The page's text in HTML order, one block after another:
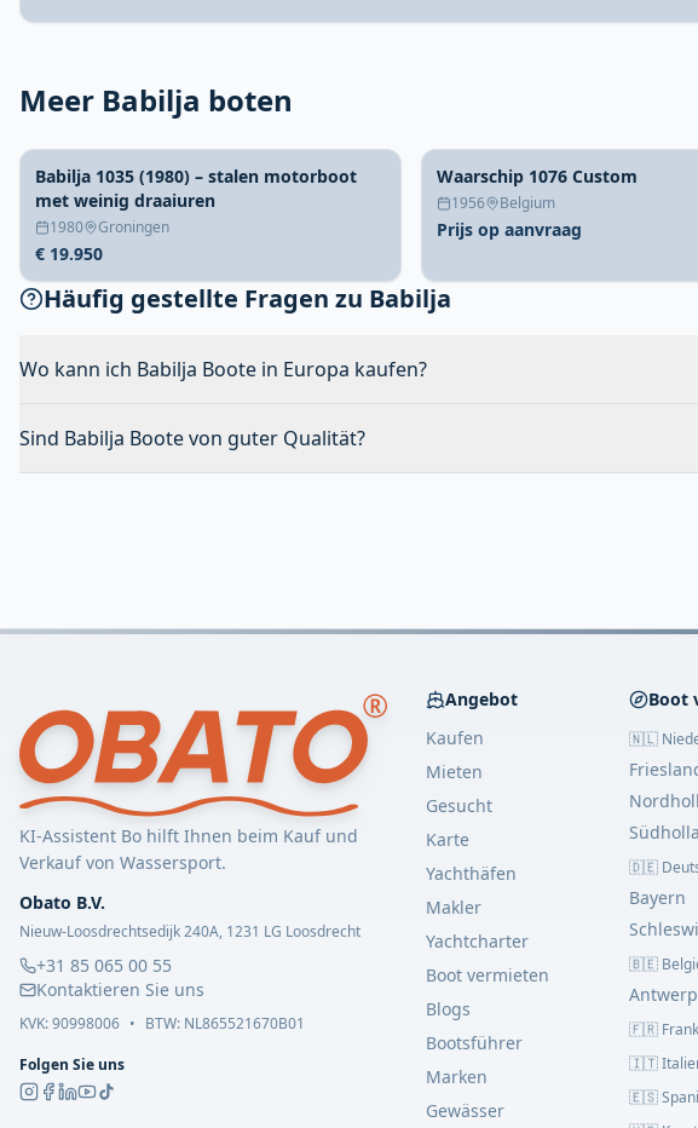
Meer Babilja boten
Babilja 1035 (1980) – stalen motorboot
met weinig draaiuren
1980 Groningen
€ 19.950
Waarschip 1076 Custom
1956 Belgium
Prijs op aanvraag
Häufig gestellte Fragen zu Babilja
Wo kann ich Babilja Boote in Europa kaufen?
Sind Babilja Boote von guter Qualität?
KI-Assistent Bo hilft Ihnen beim Kauf und
Verkauf von Wassersport.
Obato B.V.
Nieuw-Loosdrechtsedijk 240A, 1231 LG Loosdrecht
+31 85 065 00 55
Kontaktieren Sie uns
KVK:90998006 • BTW: NL865521670B01
Folgen Sie uns
Angebot
Kaufen
Mieten
Gesucht
Karte
Yachthäfen
Makler
Yachtcharter
Boot vermieten
Blogs
Bootsführer
Marken
Gewässer
Boot
🇳🇱
🇩🇪
Bayern
🇧🇪
🇫🇷
🇮🇹
🇪🇸